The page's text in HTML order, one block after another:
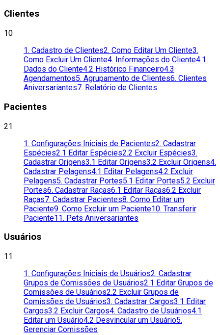
Clientes
10
1. Cadastro de Clientes2. Como Editar Um Cliente3.
Como Excluir Um Cliente4. Informações do Cliente4.1
Dados do Cliente4.2 Histórico Financeiro4.3
Agendamentos5. Agrupamento de Clientes6. Clientes
Aniversariantes7. Relatório de Clientes
Pacientes
21
1. Configurações Iniciais de Pacientes2. Cadastrar
Espécies2.1 Editar Espécies2.2 Excluir Espécies3.
Cadastrar Origens3.1 Editar Origens3.2 Excluir Origens4.
Cadastrar Pelagens4.1 Editar Pelagens4.2 Excluir
Pelagens5. Cadastrar Portes5.1 Editar Portes5.2 Excluir
Portes6. Cadastrar Raças6.1 Editar Raças6.2 Excluir
Raças7. Cadastrar Pacientes8. Como Editar um
Paciente9. Como Excluir um Paciente10. Transferir
Paciente11. Pets Aniversariantes
Usuários
11
1. Configurações Iniciais de Usuários2. Cadastrar
Grupos de Comissões de Usuários2.1 Editar Grupos de
Comissões de Usuários2.2 Excluir Grupos de
Comissões de Usuários3. Cadastrar Cargos3.1 Editar
Cargos3.2 Excluir Cargos4. Cadastro de Usuários4.1
Editar um Usuário4.2 Desvincular um Usuário5.
Gerenciar Comissões